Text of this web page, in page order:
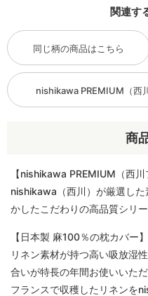
商
【nishikawa PREMIUM（西川
nishikawa（西川）が厳選し
かしたこだわりの高品質シリー
【日本製 麻100％の枕カバー】
リネン素材が持つ高い吸放湿
合いが特長の年間お使いいた
フランスで収穫したリネンを
関連す
同じ柄の商品はこちら
nishikawa PREMIUM（西